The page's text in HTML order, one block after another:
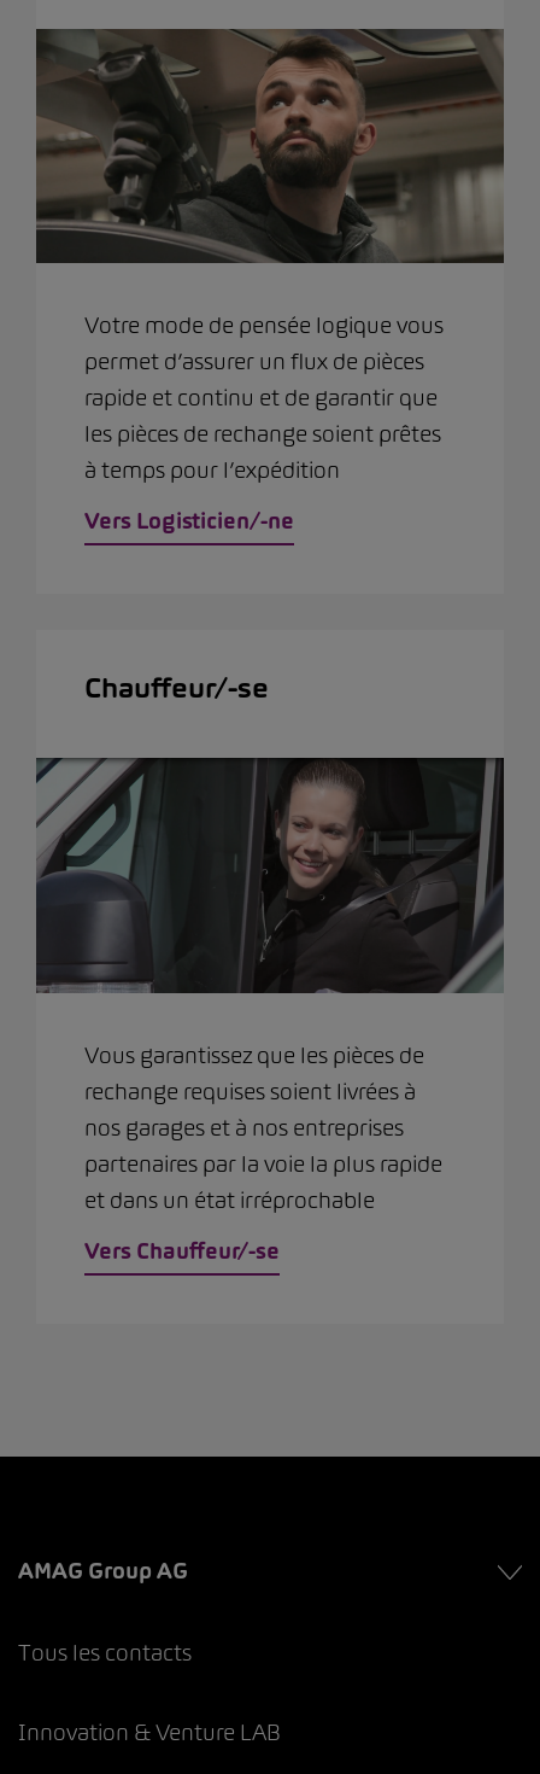
Votre mode de pensée logique vous
permet d’assurer un flux de pièces
rapide et continu et de garantir que
les pièces de rechange soient prêtes
à temps pour l’expédition
Vers Logisticien/-ne
Chauffeur/-se
Vous garantissez que les pièces de
rechange requises soient livrées à
nos garages et à nos entreprises
partenaires par la voie la plus rapide
et dans un état irréprochable
Vers Chauffeur/-se
AMAG Group AG
Tous les contacts
Innovation & Venture LAB